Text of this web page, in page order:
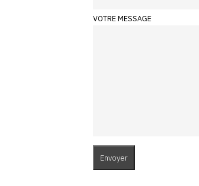
VOTRE MESSAGE